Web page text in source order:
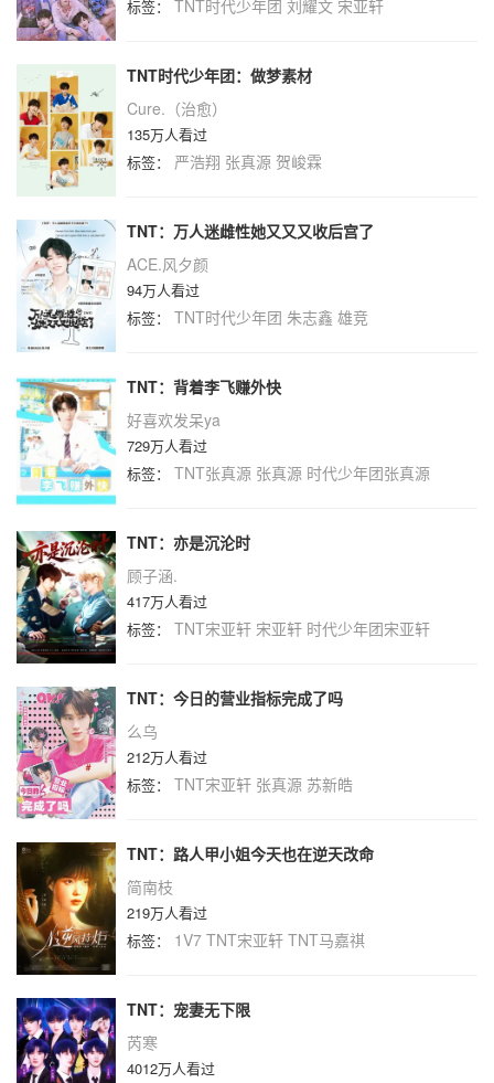
标签： TNT时代少年团 刘耀文 宋亚轩
TNT时代少年团：做梦素材
Cure.（治愈）
135万人看过
标签： 严浩翔 张真源 贺峻霖
TNT：万人迷雌性她又又又收后宫了
ACE.风夕颜
94万人看过
标签： TNT时代少年团 朱志鑫 雄竞
TNT：背着李飞赚外快
好喜欢发呆ya
729万人看过
标签： TNT张真源 张真源 时代少年团张真源
TNT：亦是沉沦时
顾子涵.
417万人看过
标签： TNT宋亚轩 宋亚轩 时代少年团宋亚轩
TNT：今日的营业指标完成了吗
么乌
212万人看过
标签： TNT宋亚轩 张真源 苏新皓
TNT：路人甲小姐今天也在逆天改命
简南枝
219万人看过
标签： 1V7 TNT宋亚轩 TNT马嘉祺
TNT：宠妻无下限
芮寒
4012万人看过